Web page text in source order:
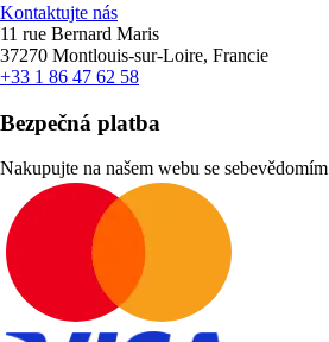
Kontaktujte nás
11 rue Bernard Maris
37270 Montlouis-sur-Loire, Francie
+33 1 86 47 62 58
Bezpečná platba
Nakupujte na našem webu se sebevědomím